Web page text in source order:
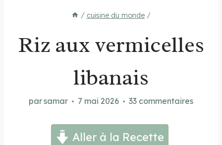
/ cuisine du monde /
Riz aux vermicelles
libanais
parsamar 7 mai 2026 33 commentaires
Aller à la Recette